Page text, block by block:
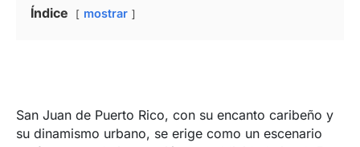
Índice mostrar
San Juan de Puerto Rico, con su encanto caribeño y
su dinamismo urbano, se erige como un escenario